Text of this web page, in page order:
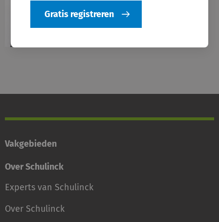
Gratis registreren
mr. Juul Jeurissen
Vakgebieden
Over Schulinck
Experts van Schulinck
Over Schulinck